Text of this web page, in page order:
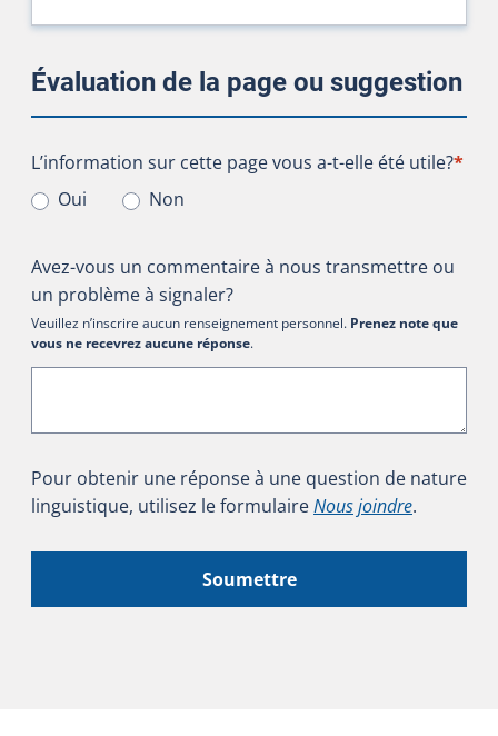
Évaluation de la page ou suggestion
L’information sur cette page vous a-t-elle été utile?
L’information sur cette page vous a-t-elle été utile?*
Oui
Non
Avez-vous un commentaire à nous transmettre ou
un problème à signaler?
Veuillez n’inscrire aucun renseignement personnel. Prenez note que
vous ne recevrez aucune réponse.
Pour obtenir une réponse à une question de nature
linguistique, utilisez le formulaireNous joindre.
Soumettre